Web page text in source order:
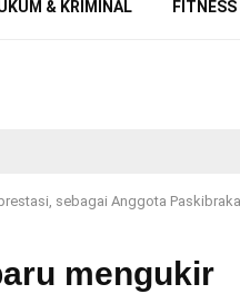
& KRIMINAL FITNESS
sebagai Anggota Paskibraka
mengukir